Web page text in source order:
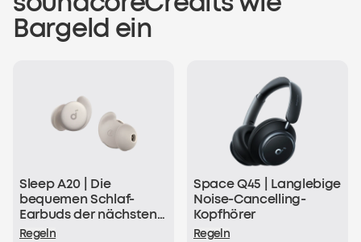
Bargeld ein
Sleep A20 | Die
bequemen Schlaf-
Earbuds der nächsten
Generation
Regeln
Space Q45 | Langlebige
Noise-Cancelling-
Kopfhörer
Regeln